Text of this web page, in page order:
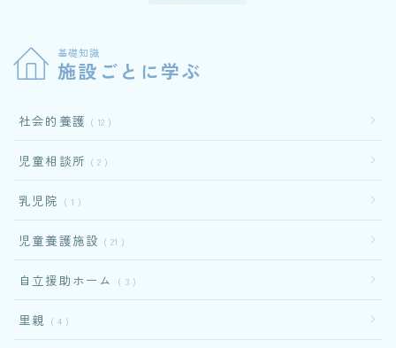
基礎知識
施設ごとに学ぶ
社会的養護 12
児童相談所 2
乳児院 1
児童養護施設 21
自立援助ホーム 3
里親 4